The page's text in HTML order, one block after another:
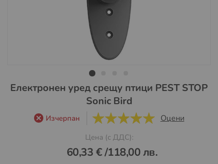
Преминете
Електронен уред срещу птици PEST STOP
Sonic Bird
Изчерпан Оцени
Цена (с ДДС):
60,33 €/118,00 лв.